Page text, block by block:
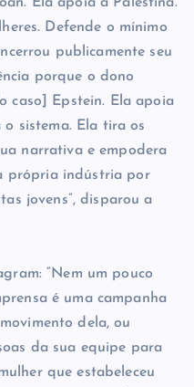
Defende o mínimo
publicamente seu
porque o dono
caso] Epstein. Ela apoia
o sistema. Ela tira os
narrativa e empodera
própria indústria por
jovens”, disparou a
“Nem um pouco
é uma campanha
dela, ou
da sua equipe para
que estabeleceu